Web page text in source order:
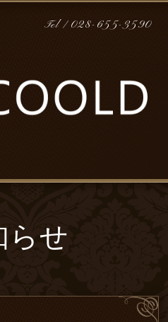
Tel / 028-655-3590
らせ